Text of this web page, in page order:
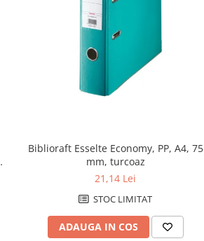
Biblioraft Esselte Economy, PP, A4, 75
mm, turcoaz
21,14 Lei
STOC LIMITAT
ADAUGA IN COS